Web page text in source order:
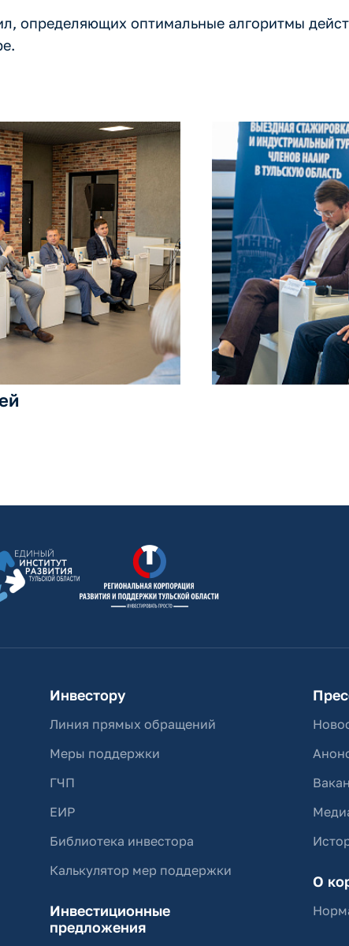
определяющих оптимальные алгоритмы
Инвестору
Линия прямых обращений
Меры поддержки
ГЧП
ЕИР
Библиотека инвестора
Калькулятор мер поддержки
Инвестиционные
предложения
О